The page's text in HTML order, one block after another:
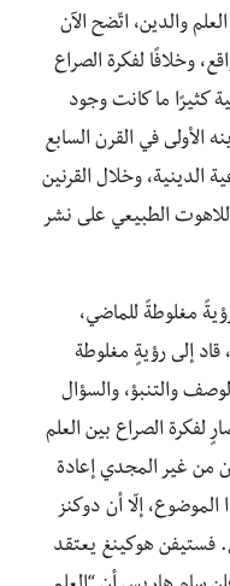
والدين، اتّضح الآن
وخلافًا لفكرة الصراع
كثيرًا ما كانت وجود
الأولى في القرن السابع
الدينية، وخلال القرنين
الطبيعي على نشر
مغلوطةً للماضي،
قاد إلى رؤيةٍ مغلوطة
والتنبؤ، والسؤال
لفكرة الصراع بين العلم
من غير المجدي إعادة
إلّا أن دوكنز
فستيفن هوكينغ يعتقد